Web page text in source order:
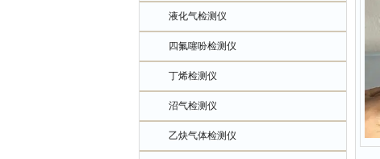
液化气检测仪
四氟噻吩检测仪
丁烯检测仪
沼气检测仪
乙炔气体检测仪